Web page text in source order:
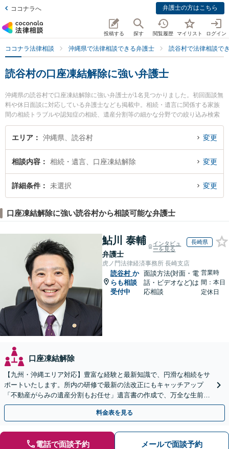
ココナラへ 弁護士の方はこちら
投稿する 探す 閲覧履歴 マイリスト ログイン
ココナラ法律相談 沖縄県で法律相談できる弁護士 読谷村で法律相談で
読谷村の口座凍結解除に強い弁護士
沖縄県の読谷村で口座凍結解除に強い弁護士が1名見つかりました。初回面談無
料や休日面談に対応している弁護士なども掲載中。相続・遺言に関係する家族
間の相続トラブルや認知症の相続、遺産分割等の細かな分野での絞り込み検索
もでき便利です。特に弁護士法人琉球スフィア 読谷オフィスの上原 佑人弁護士
のプロフィール情報や弁護士費用、強みなどが注目されています。『読谷村で
『初回相談無料で口座凍結解除を法律相談できる読谷村内の弁護士に相談予約
したい』などでお困りの相談者さんにおすすめです。
エリア 沖縄県、読谷村 変更
相談内容 相続・遺言、口座凍結解除 変更
詳細条件 未選択 変更
口座凍結解除に強い読谷村から相談可能な弁護士
鮎川 泰輔
弁護士
インタビュ
ーを見る
長崎県
虎ノ門法律経済事務所 長崎支店
読谷村 か
らも相談
受付中
面談方法(対面・電
話・ビデオなど)は
応相談
営業時
間：本日
定休日
口座凍結解除
【九州・沖縄エリア対応】豊富な経験と最新知識で、円滑な相続をサ
ポートいたします。所内の研修で最新の法改正にもキャッチアップ
「不動産がらみの遺産分割もお任せ」遺言書の作成で、万全な生前対
策をおこないましょう【夜間・休日面談可】
料金表を見る
電話で面談予約 メールで面談予約